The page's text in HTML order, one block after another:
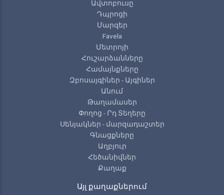
Ավտոբուսը
Դպրոցի
Մարզեր
Favela
Մետրոյի
Հուշարձանները
Համայնքները
Զբոսայգիներ - Այգիներ
Անում
Թաղամասեր
Փողոց - Րդ Տեղերը
Սենյակներ - մարզադաշտեր
Գնացքները
Աղբյուր
Հեծանիվներ
Քաղաք
Այլ քաղաքներում